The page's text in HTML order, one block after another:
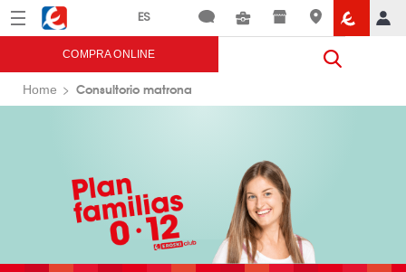
Menú Eroski
COMPRA ONLINE
Home Consultorio matrona